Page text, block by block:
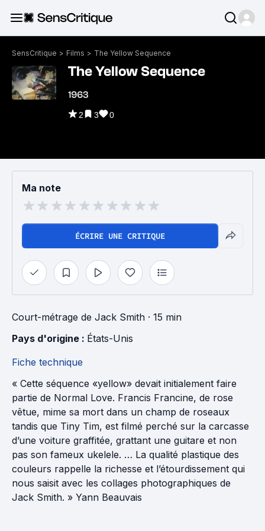
SensCritique > Films > The Yellow Sequence
The Yellow Sequence
1963
2 3 0
Ma note
ÉCRIRE UNE CRITIQUE
Court-métrage de Jack Smith · 15 min
Pays d'origine : États-Unis
Fiche technique
« Cette séquence «yellow» devait initialement faire
partie de Normal Love. Francis Francine, de rose
vêtue, mime sa mort dans un champ de roseaux
tandis que Tiny Tim, est filmé perché sur la carcasse
d’une voiture graffitée, grattant une guitare et non
pas son fameux ukelele. … La qualité plastique des
couleurs rappelle la richesse et l’étourdissement qui
nous saisit avec les collages photographiques de
Jack Smith. » Yann Beauvais